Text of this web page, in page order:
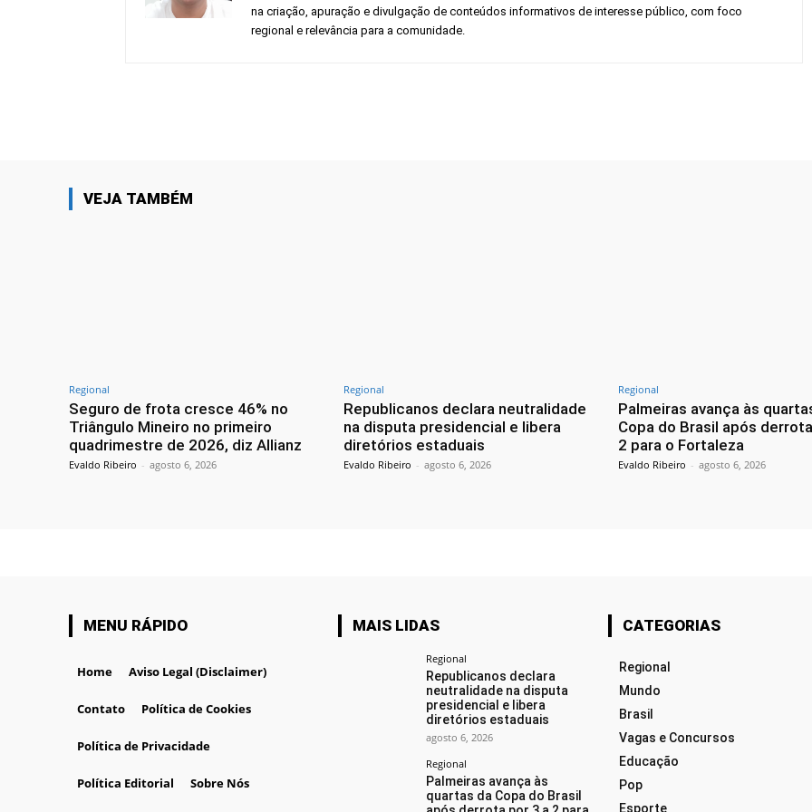
na criação, apuração e divulgação de conteúdos informativos de interesse público, com foco
regional e relevância para a comunidade.
VEJA TAMBÉM
Regional
Seguro de frota cresce 46% no
Triângulo Mineiro no primeiro
quadrimestre de 2026, diz Allianz
Evaldo Ribeiro - agosto 6, 2026
Regional
Republicanos declara neutralidade
na disputa presidencial e libera
diretórios estaduais
Evaldo Ribeiro - agosto 6, 2026
Regional
Palmeiras avança às
Copa do Brasil após
2 para o Fortaleza
Evaldo Ribeiro - agosto 6, 2026
MENU RÁPIDO
Home Aviso Legal (Disclaimer)
Contato Política de Cookies
Política de Privacidade
Política Editorial Sobre Nós
MAIS LIDAS
Regional
Republicanos declara
neutralidade na disputa
presidencial e libera
diretórios estaduais
agosto 6, 2026
Regional
Palmeiras avança às
quartas da Copa do Brasil
CATEGORIAS
Regional
Mundo
Brasil
Vagas e Concursos
Educação
Pop
Esporte